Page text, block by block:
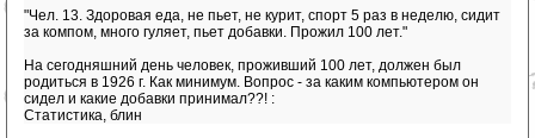
"Чел. 13. Здоровая еда, не пьет, не курит, спорт 5 раз в неделю, сидит
за компом, много гуляет, пьет добавки. Прожил 100 лет."
На сегодняшний день человек, проживший 100 лет, должен был
родиться в 1926 г. Как минимум. Вопрос - за каким компьютером он
сидел и какие добавки принимал??! :
Статистика, блин